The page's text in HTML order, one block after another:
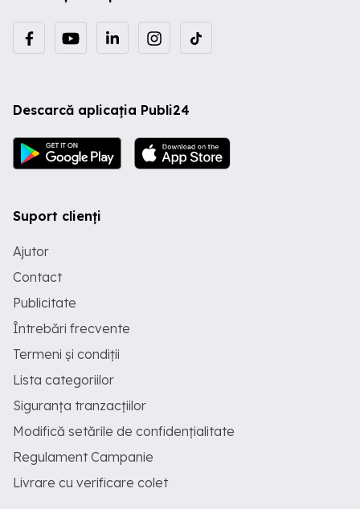
Descarcă aplicația Publi24
Suport clienți
Ajutor
Contact
Publicitate
Întrebări frecvente
Termeni și condiții
Lista categoriilor
Siguranța tranzacțiilor
Modifică setările de confidențialitate
Regulament Campanie
Livrare cu verificare colet